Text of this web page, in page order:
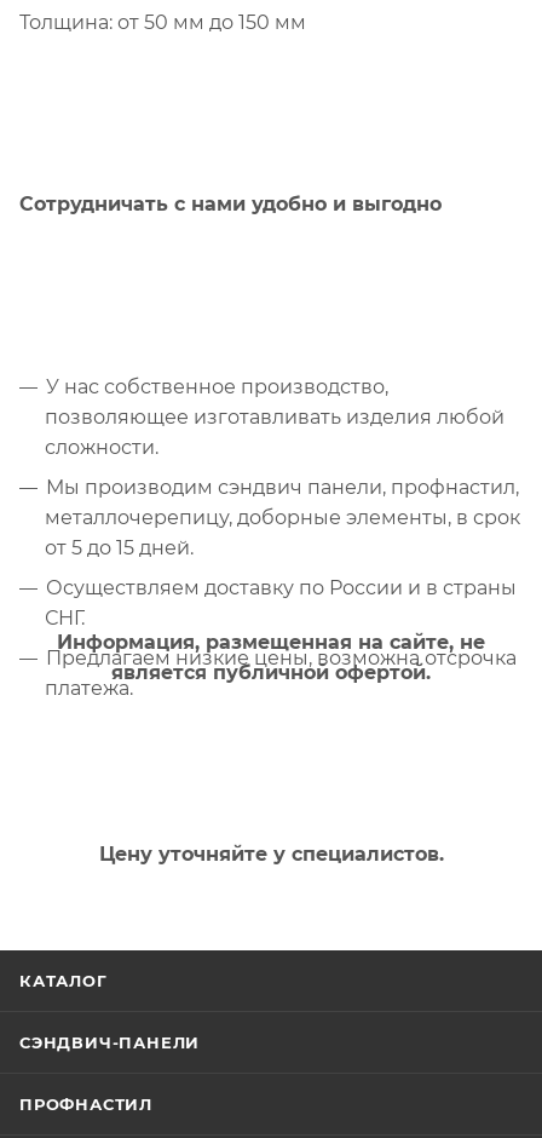
Толщина: от 50 мм до 150 мм
Сотрудничать с нами удобно и выгодно
У нас собственное производство,
позволяющее изготавливать изделия любой
сложности.
Мы производим сэндвич панели, профнастил,
металлочерепицу, доборные элементы, в срок
от 5 до 15 дней.
Осуществляем доставку по России и в страны
СНГ.
Предлагаем низкие цены, возможна отсрочка
платежа.
Информация, размещенная на сайте, не
является публичной офертой.
Цену уточняйте у специалистов.
КАТАЛОГ
СЭНДВИЧ-ПАНЕЛИ
ПРОФНАСТИЛ